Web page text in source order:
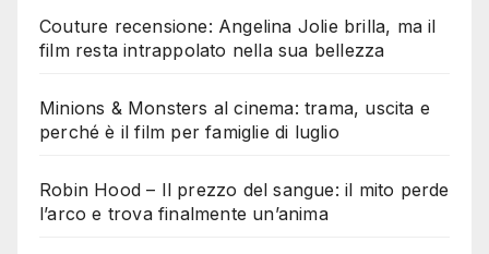
Couture recensione: Angelina Jolie brilla, ma il
film resta intrappolato nella sua bellezza
Minions & Monsters al cinema: trama, uscita e
perché è il film per famiglie di luglio
Robin Hood – Il prezzo del sangue: il mito perde
l’arco e trova finalmente un’anima